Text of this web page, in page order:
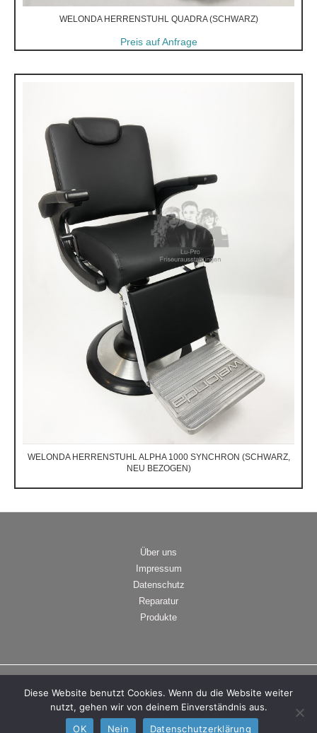
WELONDA HERRENSTUHL QUADRA (SCHWARZ)
Preis auf Anfrage
WELONDA HERRENSTUHL ALPHA 1000 SYNCHRON (SCHWARZ,
NEU BEZOGEN)
Preis auf Anfrage
Über uns
Impressum
Datenschutz
Reparatur
Produkte
Copyright © 2026 Lu-Pro | Powered by Lu-Pro
Diese Website benutzt Cookies. Wenn du die Website weiter
nutzt, gehen wir von deinem Einverständnis aus.
OK
Nein Datenschutzerklärung